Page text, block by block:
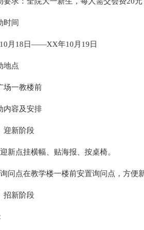
时间
月18日——XX年10月19日
地点
场一教楼前
内容及安排
迎新阶段
新点挂横幅、贴海报、按桌椅。
问点在教学楼一楼前安置询问点，方便
招新阶段